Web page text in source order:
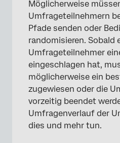
Möglicherweise
Umfrageteilnehmern
Pfade senden oder
randomisieren. Sobald
Umfrageteilnehmer
eingeschlagen hat,
möglicherweise ein
zugewiesen oder die
vorzeitig beendet
Umfragenverlauf der
dies und mehr tun.